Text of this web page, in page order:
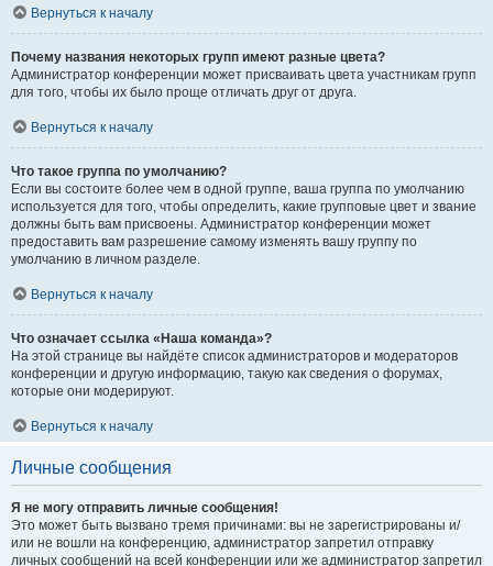
Вернуться к началу
Почему названия некоторых групп имеют разные цвета?
Администратор конференции может присваивать цвета участникам групп
для того, чтобы их было проще отличать друг от друга.
Вернуться к началу
Что такое группа по умолчанию?
Если вы состоите более чем в одной группе, ваша группа по умолчанию
используется для того, чтобы определить, какие групповые цвет и звание
должны быть вам присвоены. Администратор конференции может
предоставить вам разрешение самому изменять вашу группу по
умолчанию в личном разделе.
Вернуться к началу
Что означает ссылка «Наша команда»?
На этой странице вы найдёте список администраторов и модераторов
конференции и другую информацию, такую как сведения о форумах,
которые они модерируют.
Вернуться к началу
Личные сообщения
Я не могу отправить личные сообщения!
Это может быть вызвано тремя причинами: вы не зарегистрированы и/
или не вошли на конференцию, администратор запретил отправку
личных сообщений на всей конференции или же администратор запретил